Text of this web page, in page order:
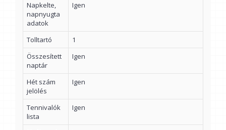
Napkelte,
napnyugta
adatok
Igen
Tolltartó
1
Összesített
naptár
Igen
Hét szám
jelölés
Igen
Tennivalók
lista
Igen